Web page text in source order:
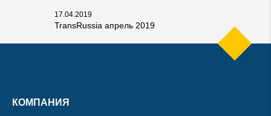
17.04.2019
TransRussia апрель 2019
КОМПАНИЯ